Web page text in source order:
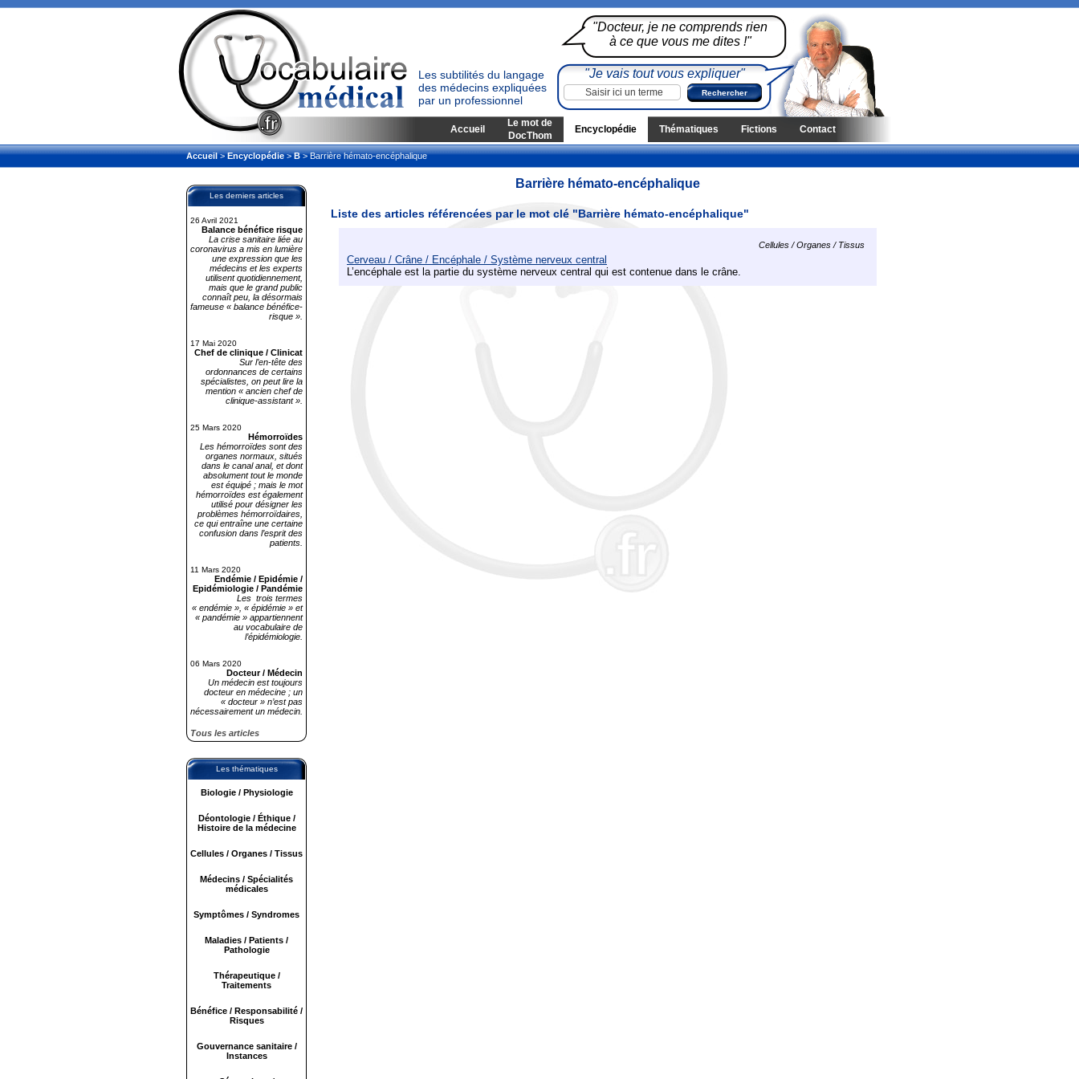
Les subtilités du langage
des médecins expliquées
par un professionnel
"Docteur, je ne comprends rien
à ce que vous me dites !"
"Je vais tout vous expliquer"
Accueil
Le mot de
DocThom
Encyclopédie Thématiques Fictions Contact
Accueil>Encyclopédie>B> Barrière hémato-encéphalique
Les derniers articles
26 Avril 2021
Balance bénéfice risque
La crise sanitaire liée au
coronavirus a mis en lumière
une expression que les
médecins et les experts
utilisent quotidiennement,
mais que le grand public
connaît peu, la désormais
fameuse « balance bénéfice-
risque ».
17 Mai 2020
Chef de clinique / Clinicat
Sur l’en-tête des
ordonnances de certains
spécialistes, on peut lire la
mention « ancien chef de
clinique-assistant ».
25 Mars 2020
Hémorroïdes
Les hémorroïdes sont des
organes normaux, situés
dans le canal anal, et dont
absolument tout le monde
est équipé ; mais le mot
hémorroïdes est également
utilisé pour désigner les
problèmes hémorroïdaires,
ce qui entraîne une certaine
confusion dans l’esprit des
patients.
11 Mars 2020
Endémie / Epidémie /
Epidémiologie / Pandémie
Les trois termes
« endémie », « épidémie » et
« pandémie » appartiennent
au vocabulaire de
l’épidémiologie.
06 Mars 2020
Docteur / Médecin
Un médecin est toujours
docteur en médecine ; un
« docteur » n’est pas
nécessairement un médecin.
Tous les articles
Les thématiques
Biologie / Physiologie
Déontologie / Éthique /
Histoire de la médecine
Cellules / Organes / Tissus
Médecins / Spécialités
médicales
Symptômes / Syndromes
Maladies / Patients /
Pathologie
Thérapeutique /
Traitements
Bénéfice / Responsabilité /
Risques
Gouvernance sanitaire /
Instances
Barrière hémato-encéphalique
Liste des articles référencées par le mot clé "Barrière hémato-encéphalique"
Cellules / Organes / Tissus
Cerveau / Crâne / Encéphale / Système nerveux central
L’encéphale est la partie du système nerveux central qui est contenue dans le crâne.